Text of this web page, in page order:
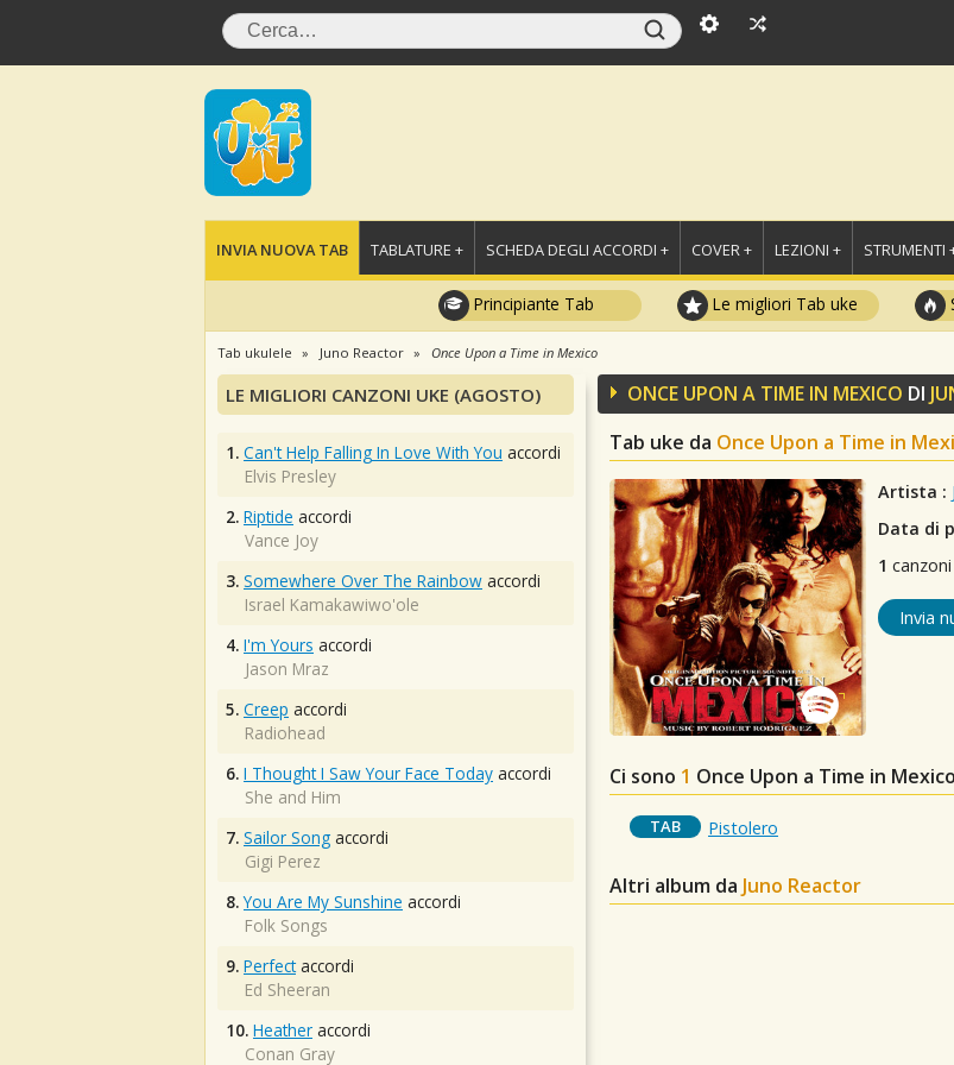
INVIA NUOVA TAB TABLATURE + SCHEDA DEGLI ACCORDI + COVER + LEZIONI + STRUMENTI
Principiante Tab Le migliori Tab uke
Tab ukulele Juno Reactor Once Upon a Time in Mexico
ONCE UPON A TIME IN MEXICO DI
Tab uke da Once Upon a Time in
Artista :
Data di
1
Invia
Ci sono 1 Once Upon a Time in Mexico
TAB Pistolero
Altri album da Juno Reactor
LE MIGLIORI CANZONI UKE (AGOSTO)
1. Can't Help Falling In Love With You accordi
Elvis Presley
2. Riptide accordi
Vance Joy
3. Somewhere Over The Rainbow accordi
Israel Kamakawiwo'ole
4. I'm Yours accordi
Jason Mraz
5. Creep accordi
Radiohead
6. I Thought I Saw Your Face Today accordi
She and Him
7. Sailor Song accordi
Gigi Perez
8. You Are My Sunshine accordi
Folk Songs
9. Perfectaccordi
Ed Sheeran
10. Heather accordi
Conan Gray